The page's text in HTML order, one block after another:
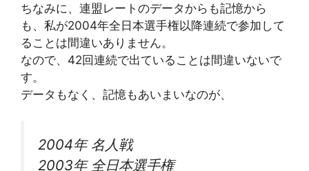
ちなみに、連盟レートのデータからも記憶から
も、私が2004年全日本選手権以降連続で参加して
ることは間違いありません。
なので、42回連続で出ていることは間違いないで
す。
データもなく、記憶もあいまいなのが、
2004年 名人戦
2003年 全日本選手権